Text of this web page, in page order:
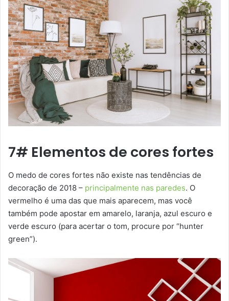
7# Elementos de cores fortes
O medo de cores fortes não existe nas tendências de
decoração de 2018 – principalmente nas paredes. O
vermelho é uma das que mais aparecem, mas você
também pode apostar em amarelo, laranja, azul escuro e
verde escuro (para acertar o tom, procure por “hunter
green”).